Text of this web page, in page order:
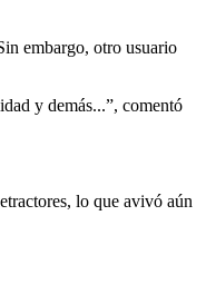
embargo, otro usuario
y demás...”, comentó
lo que avivó aún